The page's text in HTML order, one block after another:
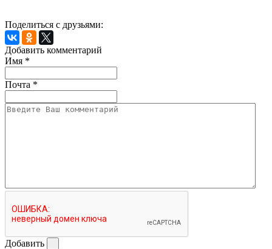
Поделиться с друзьями:
Добавить комментарий
Имя *
Почта *
Добавить